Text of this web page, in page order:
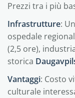
Prezzi tra i più
Infrastrutture:
ospedale
(2,5 ore),
storica
Vantaggi: Costo
culturale